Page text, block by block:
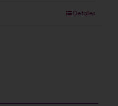
Detalles